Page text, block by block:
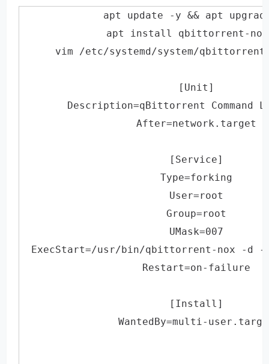
apt update -y && apt
apt install qbittorrent-
vim /etc/systemd/system/
[Unit]
Description=qBittorrent Command
After=network.target
[Service]
Type=forking
User=root
Group=root
UMask=007
ExecStart=/usr/bin/qbittorrent-nox -d --
Restart=on-failure
[Install]
WantedBy=multi-